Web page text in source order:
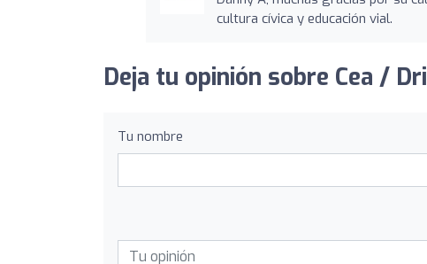
cultura cívica y educación vial.
Deja tu opinión sobre Cea /
Tu nombre